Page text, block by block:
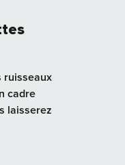
ruisseaux
cadre
laisserez